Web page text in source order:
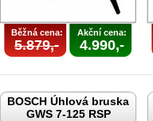
Běžná cena:
5.879,-
Akční cena:
4.990,-
BOSCH Úhlová bruska
GWS 7-125 RSP